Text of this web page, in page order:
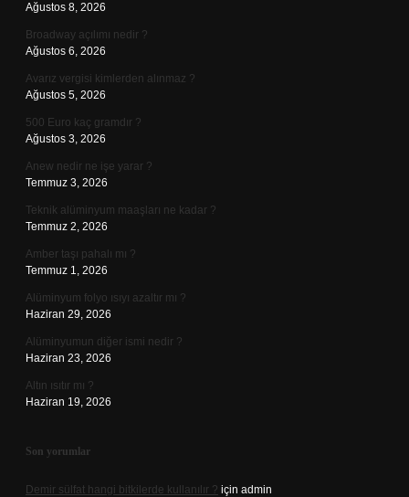
Ağustos 8, 2026
Broadway açılımı nedir ?
Ağustos 6, 2026
Avarız vergisi kimlerden alınmaz ?
Ağustos 5, 2026
500 Euro kaç gramdır ?
Ağustos 3, 2026
Anew nedir ne işe yarar ?
Temmuz 3, 2026
Teknik alüminyum maaşları ne kadar ?
Temmuz 2, 2026
Amber taşı pahalı mı ?
Temmuz 1, 2026
Alüminyum folyo ısıyı azaltır mı ?
Haziran 29, 2026
Alüminyumun diğer ismi nedir ?
Haziran 23, 2026
Altın ısıtır mı ?
Haziran 19, 2026
Son yorumlar
Demir sülfat hangi bitkilerde kullanılır ? için admin